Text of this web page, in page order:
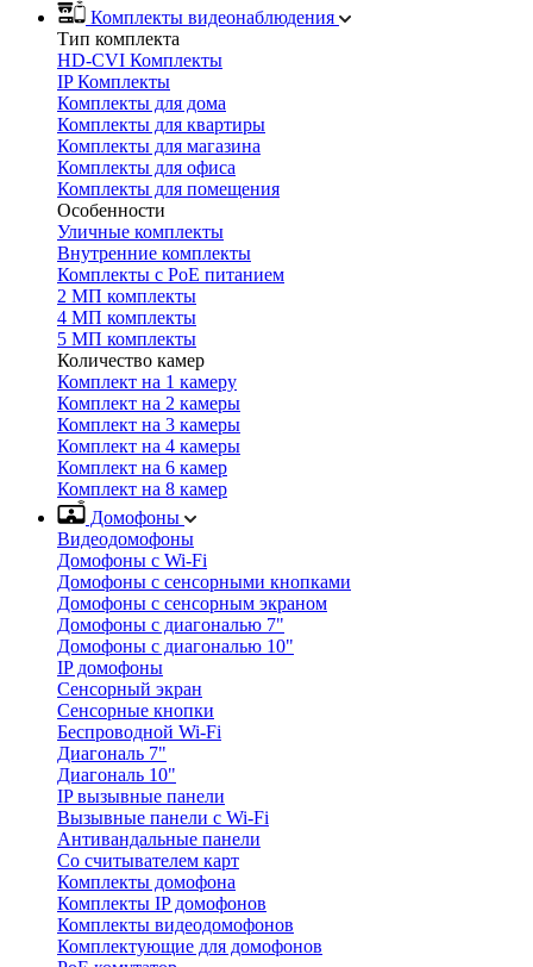
Комплекты видеонаблюдения
Тип комплекта
HD-CVI Комплекты
IP Комплекты
Комплекты для дома
Комплекты для квартиры
Комплекты для магазина
Комплекты для офиса
Комплекты для помещения
Особенности
Уличные комплекты
Внутренние комплекты
Комплекты с PoE питанием
2 МП комплекты
4 МП комплекты
5 МП комплекты
Количество камер
Комплект на 1 камеру
Комплект на 2 камеры
Комплект на 3 камеры
Комплект на 4 камеры
Комплект на 6 камер
Комплект на 8 камер
Домофоны
Видеодомофоны
Домофоны с Wi-Fi
Домофоны с сенсорными кнопками
Домофоны с сенсорным экраном
Домофоны с диагональю 7"
Домофоны с диагональю 10"
IP домофоны
Сенсорный экран
Сенсорные кнопки
Беспроводной Wi-Fi
Диагональ 7"
Диагональ 10"
IP вызывные панели
Вызывные панели с Wi-Fi
Антивандальные панели
Со считывателем карт
Комплекты домофона
Комплекты IP домофонов
Комплекты видеодомофонов
Комплектующие для домофонов